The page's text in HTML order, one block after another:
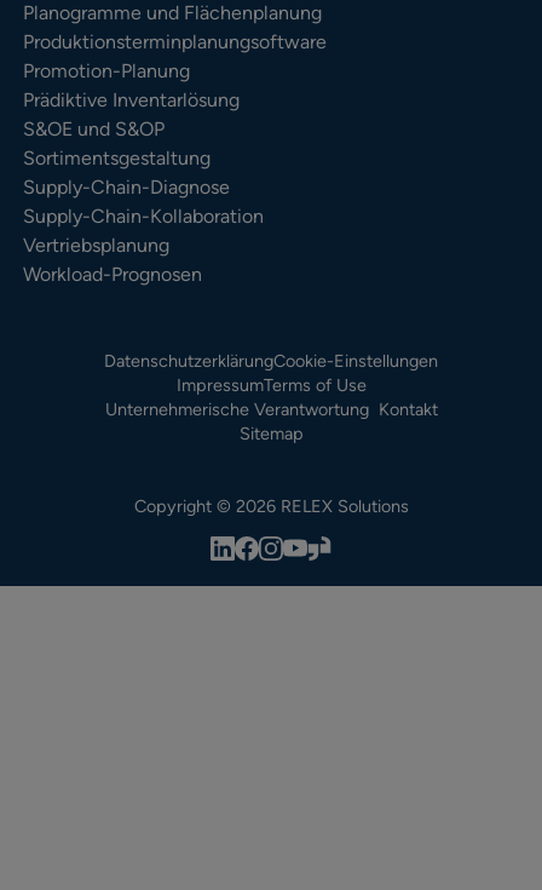
Planogramme und Flächenplanung
Produktionsterminplanungsoftware
Promotion-Planung
Prädiktive Inventarlösung
S&OE und S&OP
Sortimentsgestaltung
Supply-Chain-Diagnose
Supply-Chain-Kollaboration
Vertriebsplanung
Workload-Prognosen
DatenschutzerklärungCookie-Einstellungen
ImpressumTerms of Use
Unternehmerische Verantwortung Kontakt
Sitemap
Copyright © 2026 RELEX Solutions